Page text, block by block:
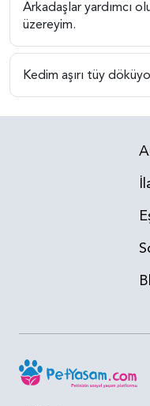
Arkadaşlar yardımcı
üzereyim.
Kedim aşırı tüy